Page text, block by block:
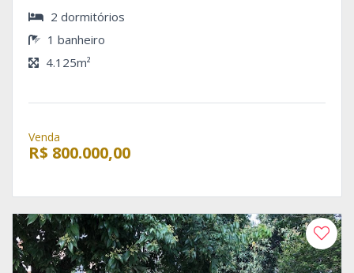
2 dormitórios
1 banheiro
4.125m²
Venda
R$ 800.000,00